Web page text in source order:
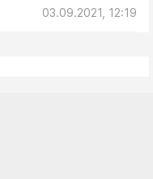
03.09.2021, 12:19